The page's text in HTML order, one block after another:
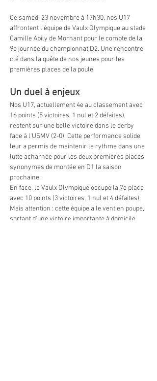
Ce samedi 23 novembre à 17h30, nos U17
affrontent l'équipe de Vaulx Olympique au stade
Camille Abily de Mornant pour le compte de la
9e journée du championnat D2. Une rencontre
clé dans la quête de nos jeunes pour les
premières places de la poule.
Un duel à enjeux
Nos U17, actuellement 4e au classement avec
16 points (5 victoires, 1 nul et 2 défaites),
restent sur une belle victoire dans le derby
face à l'USMV (2-0). Cette performance solide
leur a permis de maintenir le rythme dans une
lutte acharnée pour les deux premières places
synonymes de montée en D1 la saison
prochaine.
En face, le Vaulx Olympique occupe la 7e place
avec 10 points (3 victoires, 1 nul et 4 défaites).
Mais attention : cette équipe a le vent en poupe,
sortant d'une victoire importante à domicile